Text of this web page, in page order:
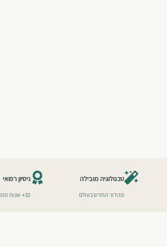
10+ שנות מומחיות
טכנולוגיה מובילה
מהדור החדש בעולם